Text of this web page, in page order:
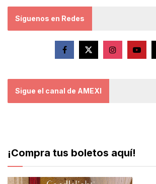
Síguenos en Redes
Sigue el canal de AMEXI
¡Compra tus boletos aquí!